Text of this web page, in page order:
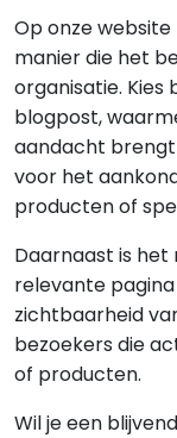
Op onze
manier die het
organisatie.
blogpost,
aandacht brengt
voor het
producten of
Daarnaast is het
relevante
zichtbaarheid
bezoekers die
of producten.
Wil je een